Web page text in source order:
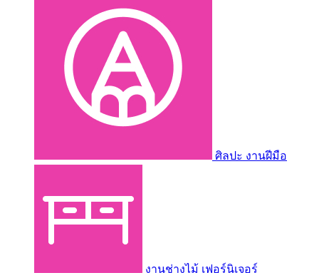
ศิลปะ งานฝีมือ
งานช่างไม้ เฟอร์นิเจอร์